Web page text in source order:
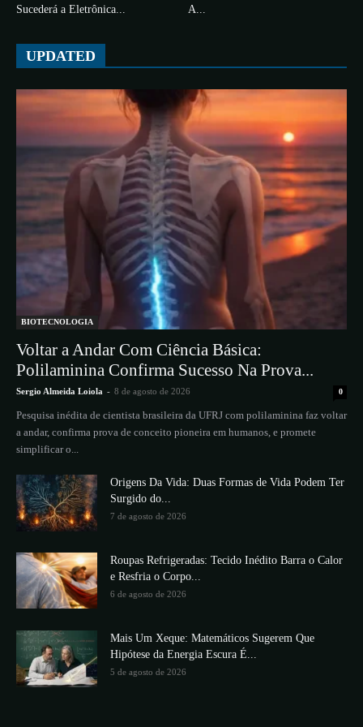
Sucederá a Eletrônica...
A...
UPDATED
BIOTECNOLOGIA
Voltar a Andar Com Ciência Básica:
Polilaminina Confirma Sucesso Na Prova...
Sergio Almeida Loiola - 8 de agosto de 2026 0
Pesquisa inédita de cientista brasileira da UFRJ com polilaminina faz voltar
a andar, confirma prova de conceito pioneira em humanos, e promete
simplificar o...
Origens Da Vida: Duas Formas de Vida Podem Ter
Surgido do...
7 de agosto de 2026
Roupas Refrigeradas: Tecido Inédito Barra o Calor
e Resfria o Corpo...
6 de agosto de 2026
Mais Um Xeque: Matemáticos Sugerem Que
Hipótese da Energia Escura É...
5 de agosto de 2026